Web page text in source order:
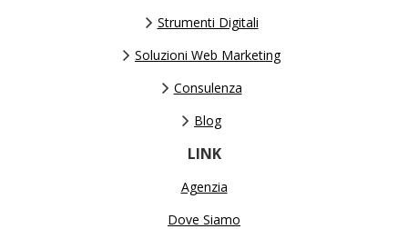
Strumenti Digitali
Soluzioni Web Marketing
Consulenza
Blog
LINK
Agenzia
Dove Siamo